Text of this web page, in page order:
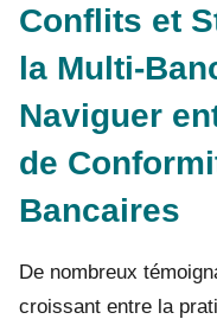
Conflits et
la Multi-
Naviguer
de
Bancaires
De nombreux
croissant entre la